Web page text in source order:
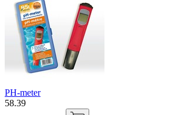
PH-meter
58.39